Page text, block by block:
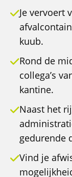
Je vervoert
kuub.
Rond de
collega’s
kantine.
Naast het
gedurende
Vind je